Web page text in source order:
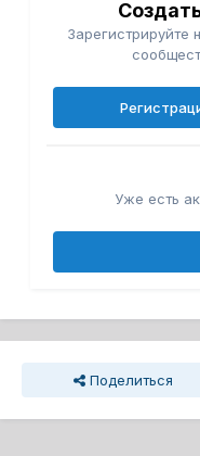
Зарегистрируйте
Уже есть
Поделиться